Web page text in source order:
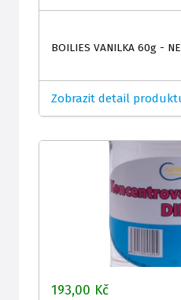
BOILIES VANILKA 60g -
Zobrazit detail
193,00 Kč